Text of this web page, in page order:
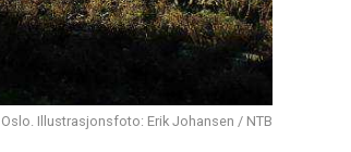
Illustrasjonsfoto: Erik Johansen / NTB